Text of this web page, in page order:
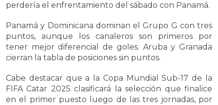
perdería el enfrentamiento del sábado con Panamá.
Panamá y Dominicana dominan el Grupo G con tres
puntos, aunque los canaleros son primeros por
tener mejor diferencial de goles. Aruba y Granada
cierran la tabla de posiciones sin puntos.
Cabe destacar que a la Copa Mundial Sub-17 de la
FIFA Catar 2025 clasificará la selección que finalice
en el primer puesto luego de las tres jornadas, por